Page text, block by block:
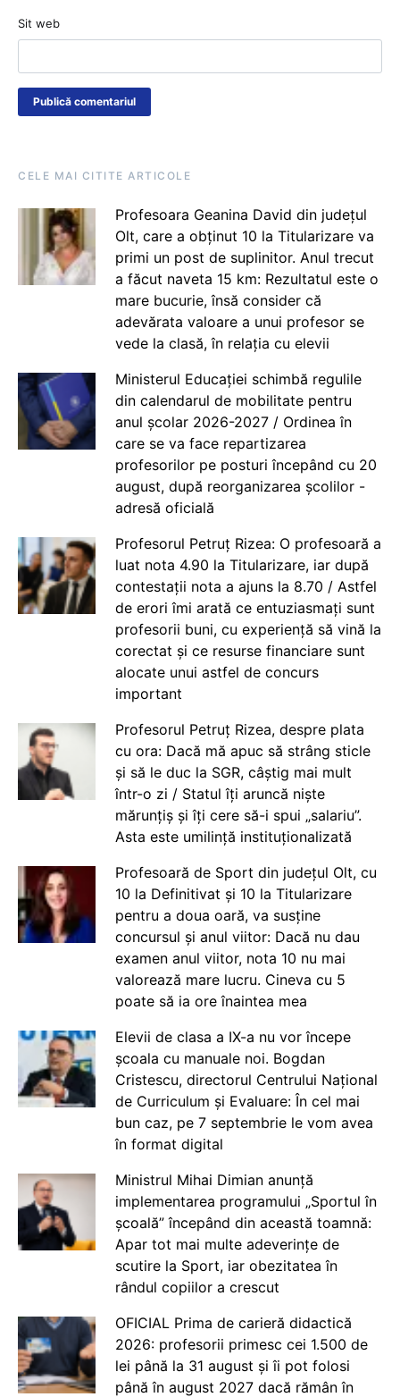
Sit web
CELE MAI CITITE ARTICOLE
Profesoara Geanina David din județul
Olt, care a obținut 10 la Titularizare va
primi un post de suplinitor. Anul trecut
a făcut naveta 15 km: Rezultatul este o
mare bucurie, însă consider că
adevărata valoare a unui profesor se
vede la clasă, în relația cu elevii
Ministerul Educației schimbă regulile
din calendarul de mobilitate pentru
anul școlar 2026-2027 / Ordinea în
care se va face repartizarea
profesorilor pe posturi începând cu 20
august, după reorganizarea școlilor -
adresă oficială
Profesorul Petruț Rizea: O profesoară a
luat nota 4.90 la Titularizare, iar după
contestații nota a ajuns la 8.70 / Astfel
de erori îmi arată ce entuziasmați sunt
profesorii buni, cu experiență să vină la
corectat și ce resurse financiare sunt
alocate unui astfel de concurs
important
Profesorul Petruț Rizea, despre plata
cu ora: Dacă mă apuc să strâng sticle
și să le duc la SGR, câștig mai mult
într-o zi / Statul îți aruncă niște
mărunțiș și îți cere să-i spui „salariu”.
Asta este umilință instituționalizată
Profesoară de Sport din județul Olt, cu
10 la Definitivat și 10 la Titularizare
pentru a doua oară, va susține
concursul și anul viitor: Dacă nu dau
examen anul viitor, nota 10 nu mai
valorează mare lucru. Cineva cu 5
poate să ia ore înaintea mea
Elevii de clasa a IX-a nu vor începe
școala cu manuale noi. Bogdan
Cristescu, directorul Centrului Național
de Curriculum și Evaluare: În cel mai
bun caz, pe 7 septembrie le vom avea
în format digital
Ministrul Mihai Dimian anunță
implementarea programului „Sportul în
școală” începând din această toamnă:
Apar tot mai multe adeverințe de
scutire la Sport, iar obezitatea în
rândul copiilor a crescut
OFICIAL Prima de carieră didactică
2026: profesorii primesc cei 1.500 de
lei până la 31 august și îi pot folosi
până în august 2027 dacă rămân în